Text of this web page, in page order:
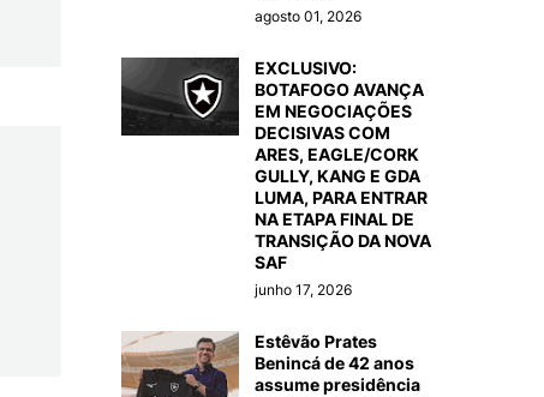
agosto 01, 2026
EXCLUSIVO:
BOTAFOGO AVANÇA
EM NEGOCIAÇÕES
DECISIVAS COM
ARES, EAGLE/CORK
GULLY, KANG E GDA
LUMA, PARA ENTRAR
NA ETAPA FINAL DE
TRANSIÇÃO DA NOVA
SAF
junho 17, 2026
Estêvão Prates
Benincá de 42 anos
assume presidência